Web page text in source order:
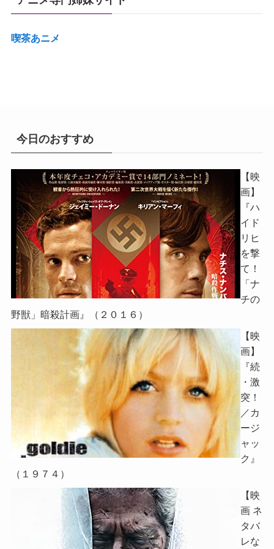
喫茶あニメ
今日のおすすめ
【映
画】
『ハ
イド
リヒ
を撃
て！
「ナ
チの
野獣」暗殺計画』（２０１６）
【映
画】
『続
・激
突！
／カ
ージ
ャッ
ク』
（１９７４）
【映
画 ネ
タバ
レな